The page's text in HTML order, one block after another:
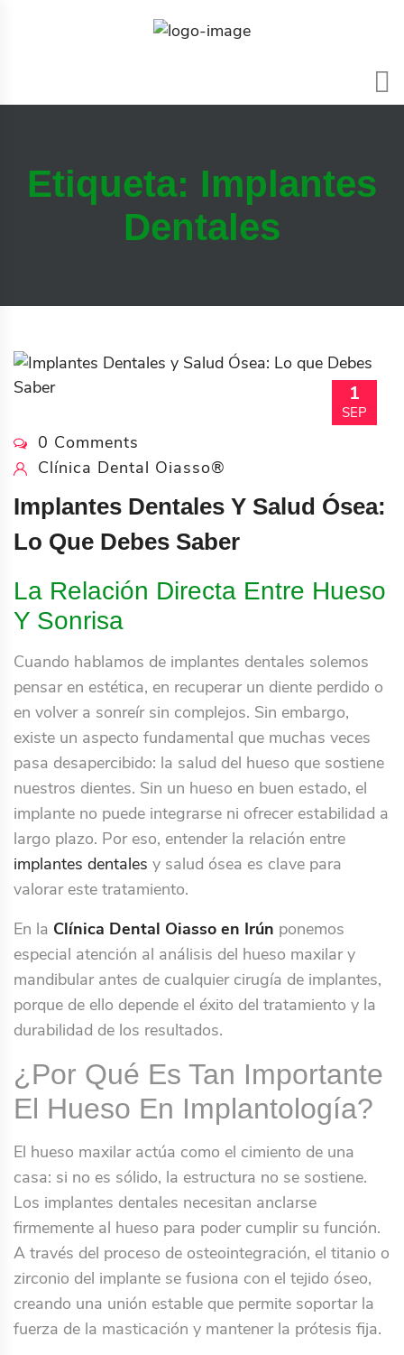
Etiqueta: Implantes
Dentales
1
SEP
0 Comments
Clínica Dental Oiasso®
Implantes Dentales Y Salud Ósea:
Lo Que Debes Saber
La Relación Directa Entre Hueso
Y Sonrisa
Cuando hablamos de implantes dentales solemos
pensar en estética, en recuperar un diente perdido o
en volver a sonreír sin complejos. Sin embargo,
existe un aspecto fundamental que muchas veces
pasa desapercibido: la salud del hueso que sostiene
nuestros dientes. Sin un hueso en buen estado, el
implante no puede integrarse ni ofrecer estabilidad a
largo plazo. Por eso, entender la relación entre
implantes dentales y salud ósea es clave para
valorar este tratamiento.
En la Clínica Dental Oiasso en Irún ponemos
especial atención al análisis del hueso maxilar y
mandibular antes de cualquier cirugía de implantes,
porque de ello depende el éxito del tratamiento y la
durabilidad de los resultados.
¿Por Qué Es Tan Importante
El Hueso En Implantología?
El hueso maxilar actúa como el cimiento de una
casa: si no es sólido, la estructura no se sostiene.
Los implantes dentales necesitan anclarse
firmemente al hueso para poder cumplir su función.
A través del proceso de osteointegración, el titanio o
zirconio del implante se fusiona con el tejido óseo,
creando una unión estable que permite soportar la
fuerza de la masticación y mantener la prótesis fija.